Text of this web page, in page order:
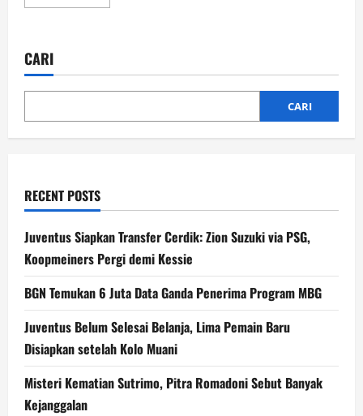
more
Ultimatum
Soal
dan
Bertemu
CARI
CARI
RECENT POSTS
Juventus Siapkan Transfer Cerdik: Zion Suzuki via PSG,
Koopmeiners Pergi demi Kessie
BGN Temukan 6 Juta Data Ganda Penerima Program MBG
Juventus Belum Selesai Belanja, Lima Pemain Baru
Disiapkan setelah Kolo Muani
Misteri Kematian Sutrimo, Pitra Romadoni Sebut Banyak
Kejanggalan